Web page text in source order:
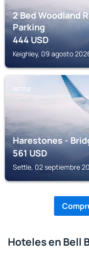
2 Bed Woodland
Parking
444USD
Keighley, 09 agosto
SETTLE
Harestones -
561USD
Settle, 02 septiembre
Hoteles en Bell